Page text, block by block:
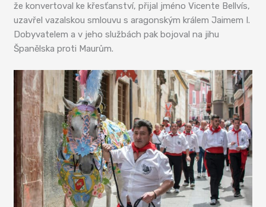
že konvertoval ke křesťanství, přijal jméno Vicente Bellvís,
uzavřel vazalskou smlouvu s aragonským králem Jaimem I.
Dobyvatelem a v jeho službách pak bojoval na jihu
Španělska proti Maurům.